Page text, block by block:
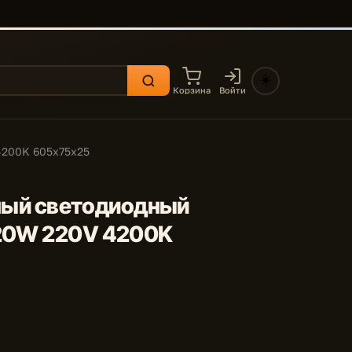
Корзина Войти
605x75x25
светодиодный
220V 4200K